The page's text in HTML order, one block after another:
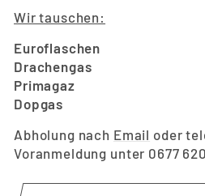
Wir tauschen:
Euroflaschen
Drachengas
Primagaz
Dopgas
Abholung nach Email oder
Voranmeldung unter 0677